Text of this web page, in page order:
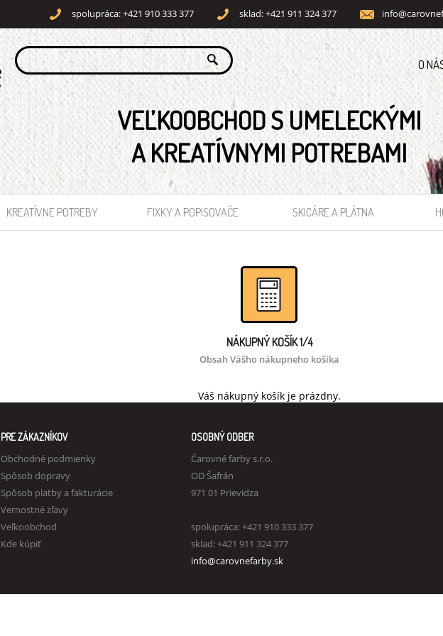
spolupráca: +421 910 333 377 sklad: +421 911 324 377
O
VEĽKOOBCHOD S UMELECKÝMI
A KREATÍVNYMI POTREBAMI
KREATÍVNE POTREBY FIXKY A POPISOVAČE SKICÁRE A PLÁTNA
NÁKUPNÝ KOŠÍK 1/4
Obsah Vášho nákupneho košíka
Váš nákupný košík je prázdny.
PRE ZÁKAZNÍKOV
Obchodné podmienky
Spôsob dopravy
Spôsob platby a fakturácie
Vernostné zľavy
Veľkoobchod
Kde kúpiť
OSOBNÝ ODBER
Čarovné farby s.r.o.
OD Šafrán
971 01 Prievidza
spolupráca: +421 910 333 377
sklad: +421 911 324 377
info@carovnefarby.sk